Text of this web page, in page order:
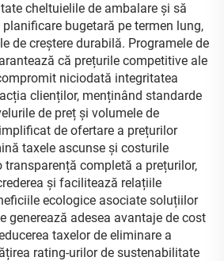
cheltuielile de ambalare și să
bugetară pe termen lung,
de creștere durabilă. Programele de
că prețurile competitive ale
niciodată integritatea
clienților, menținând standarde
de preț și volumele de
de ofertare a prețurilor
taxele ascunse și costurile
transparență completă a prețurilor,
și facilitează relațiile
ecologice asociate soluțiilor
generează adesea avantaje de cost
taxelor de eliminare a
rating-urilor de sustenabilitate